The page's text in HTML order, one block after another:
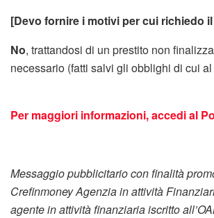
[Devo fornire i motivi per cui richiedo
No, trattandosi di un prestito non
necessario (fatti salvi gli obblighi di cui
Per maggiori informazioni, accedi al
Messaggio pubblicitario con finalità
Crefinmoney Agenzia in attività
agente in attività finanziaria iscritto